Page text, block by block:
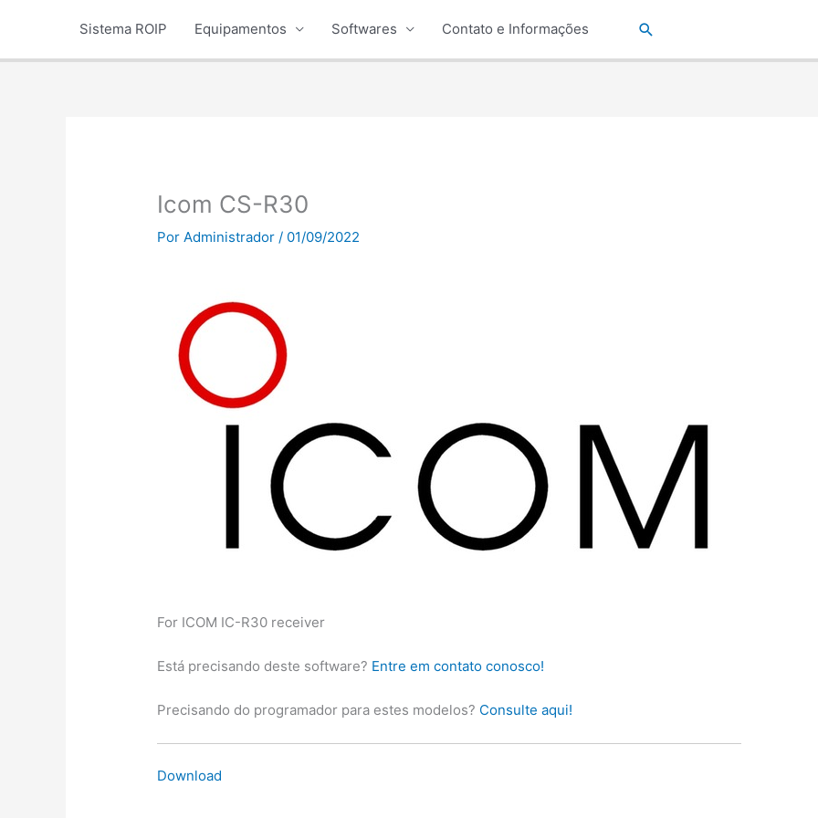
Sistema ROIP Equipamentos Softwares Contato e Informações Pesquisar
Icom CS-R30
PorAdministrador/ 01/09/2022
For ICOM IC-R30 receiver
Está precisando deste software? Entre em contato conosco!
Precisando do programador para estes modelos? Consulte aqui!
Download